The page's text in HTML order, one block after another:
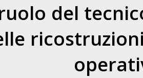
del